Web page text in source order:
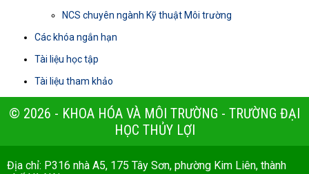
NCS chuyên ngành Kỹ thuật Môi trường
Các khóa ngắn hạn
Tài liệu học tập
Tài liệu tham khảo
© 2026 - KHOA HÓA VÀ MÔI TRƯỜNG - TRƯỜNG ĐẠI
HỌC THỦY LỢI
Địa chỉ: P316 nhà A5, 175 Tây Sơn, phường Kim Liên, thành